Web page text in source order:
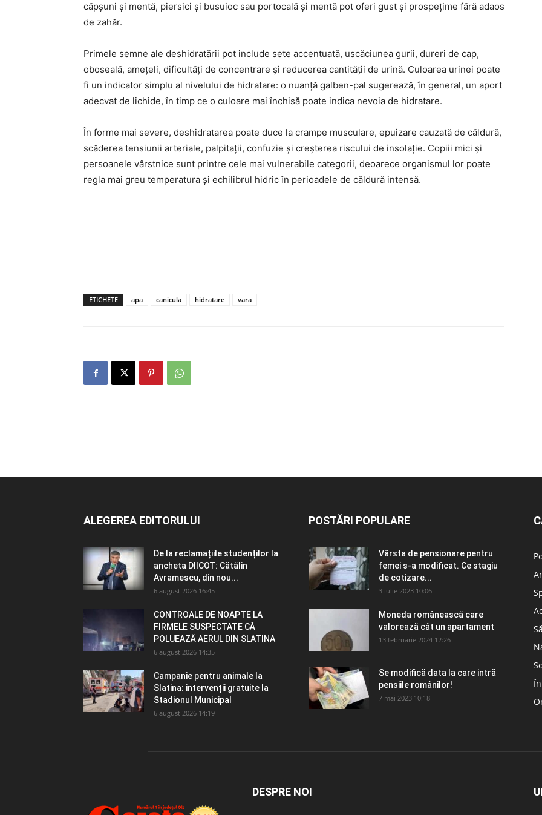
căpșuni și mentă, piersici și busuioc sau portocală și mentă pot oferi gust și prospețime fără adaos
de zahăr.
Primele semne ale deshidratării pot include sete accentuată, uscăciunea gurii, dureri de cap,
oboseală, amețeli, dificultăți de concentrare și reducerea cantității de urină. Culoarea urinei poate
fi un indicator simplu al nivelului de hidratare: o nuanță galben-pal sugerează, în general, un aport
adecvat de lichide, în timp ce o culoare mai închisă poate indica nevoia de hidratare.
În forme mai severe, deshidratarea poate duce la crampe musculare, epuizare cauzată de căldură,
scăderea tensiunii arteriale, palpitații, confuzie și creșterea riscului de insolație. Copiii mici și
persoanele vârstnice sunt printre cele mai vulnerabile categorii, deoarece organismul lor poate
regla mai greu temperatura și echilibrul hidric în perioadele de căldură intensă.
ETICHETE apa canicula hidratare vara
ALEGEREA EDITORULUI
De la reclamațiile studenților la
ancheta DIICOT: Cătălin
Avramescu, din nou...
6 august 2026 16:45
CONTROALE DE NOAPTE LA
FIRMELE SUSPECTATE CĂ
POLUEAZĂ AERUL DIN SLATINA
6 august 2026 14:35
Campanie pentru animale la
Slatina: intervenții gratuite la
Stadionul Municipal
6 august 2026 14:19
POSTĂRI POPULARE
Vârsta de pensionare pentru
femei s-a modificat. Ce stagiu
de cotizare...
3 iulie 2023 10:06
Moneda românească care
valorează cât un apartament
13 februarie 2024 12:26
Se modifică data la care intră
pensiile românilor!
7 mai 2023 10:18
DESPRE NOI